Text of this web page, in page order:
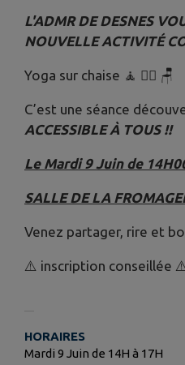
L'ADMR DE DESNES
NOUVELLE ACTIVITÉ
Yoga sur chaise 🧘 🧘‍♀️ 🪑
C’est une séance
ACCESSIBLE À TOUS !!
Le Mardi 9 Juin de
SALLE DE LA
Venez partager, rire et
⚠️ inscription conseillée
HORAIRES
Mardi 9 Juin de 14H à 17H